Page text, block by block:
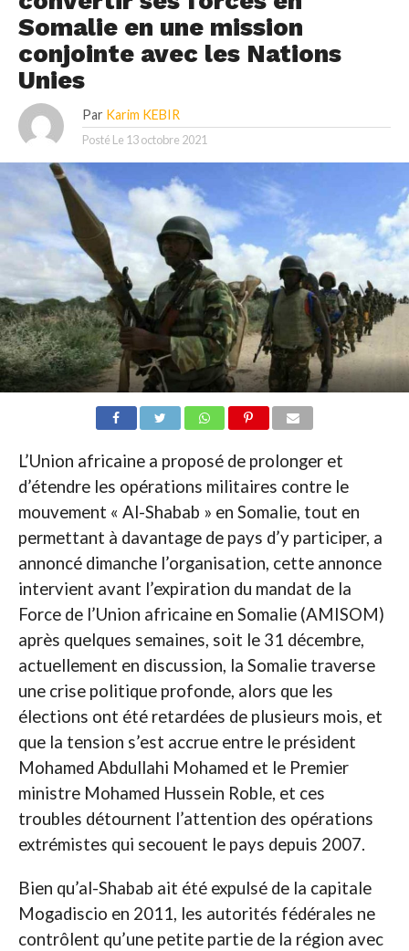
Somalie en une mission
conjointe avec les Nations
Unies
Par Karim KEBIR
Posté Le 13 octobre 2021
L’Union africaine a proposé de prolonger et
d’étendre les opérations militaires contre le
mouvement « Al-Shabab » en Somalie, tout en
permettant à davantage de pays d’y participer, a
annoncé dimanche l’organisation, cette annonce
intervient avant l’expiration du mandat de la
Force de l’Union africaine en Somalie (AMISOM)
après quelques semaines, soit le 31 décembre,
actuellement en discussion, la Somalie traverse
une crise politique profonde, alors que les
élections ont été retardées de plusieurs mois, et
que la tension s’est accrue entre le président
Mohamed Abdullahi Mohamed et le Premier
ministre Mohamed Hussein Roble, et ces
troubles détournent l’attention des opérations
extrémistes qui secouent le pays depuis 2007.
Bien qu’al-Shabab ait été expulsé de la capitale
Mogadiscio en 2011, les autorités fédérales ne
contrôlent qu’une petite partie de la région avec